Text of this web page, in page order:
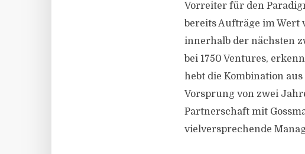
Vorreiter für den
bereits Aufträge im
innerhalb der nächsten
bei 1750 Ventures,
hebt die Kombination
Vorsprung von zwei
Partnerschaft mit
vielversprechende